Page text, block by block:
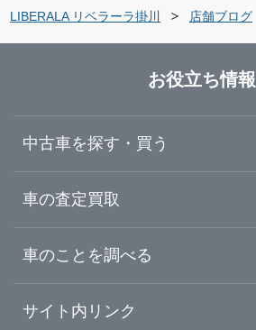
ガリバー住吉バイパス店
LIBERALA リベラーラ浜松和田
ガリバー浜松宮竹店
ガリバー車検 浜松宮竹店
LIBERALA リベラーラ沼津
ガリバー沼津学園通り店
富士宮市
伊東市
富士市
山梨県
長野県
岐阜県
LIBERALA リベラーラ掛川 店舗ブログ
お役立ち情報
中古車を探す・買う
中古車情報・中古車検索
初めての中古車購入ガイド
車の査定買取
車査定・車買取ならガリバー
車のことを調べる
車初心者まとめ
サイト内リンク